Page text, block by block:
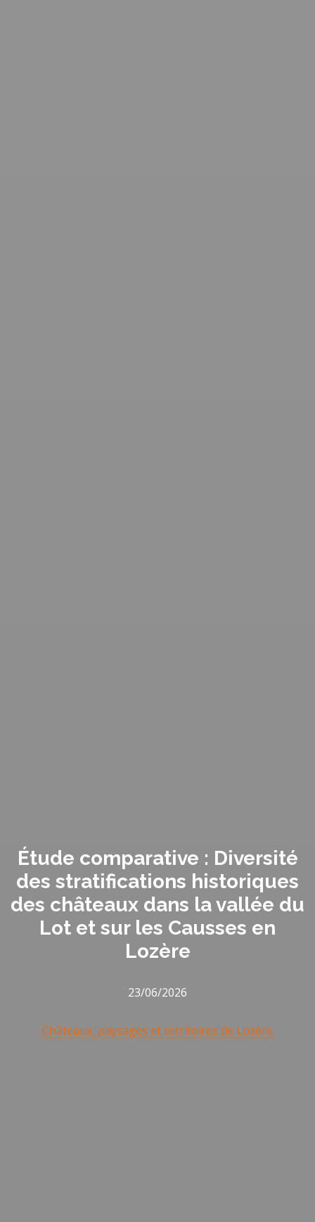
Étude comparative : Diversité
des stratifications historiques
des châteaux dans la vallée du
Lot et sur les Causses en
Lozère
23/06/2026
Châteaux, paysages et territoires de Lozère